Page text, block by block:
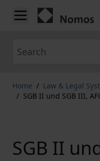
Skip to Content
Home / Law & Legal
/ SGB II und SGB III,
SGB II